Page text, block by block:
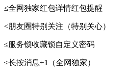
≤全网独家红包详情红包提醒
<朋友圈特别关注（特别关心）
≤服务锁收藏锁自定义密码
≤长按消息+1（全网独家）